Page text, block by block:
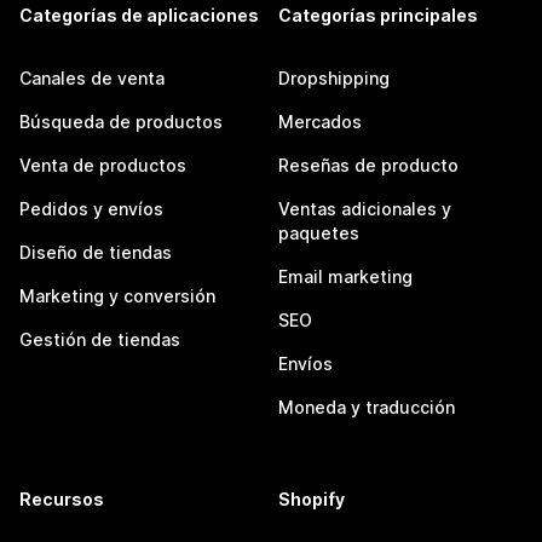
Categorías de aplicaciones
Canales de venta
Búsqueda de productos
Venta de productos
Pedidos y envíos
Diseño de tiendas
Marketing y conversión
Gestión de tiendas
Categorías principales
Dropshipping
Mercados
Reseñas de producto
Ventas adicionales y
paquetes
Email marketing
SEO
Envíos
Moneda y traducción
Recursos Shopify